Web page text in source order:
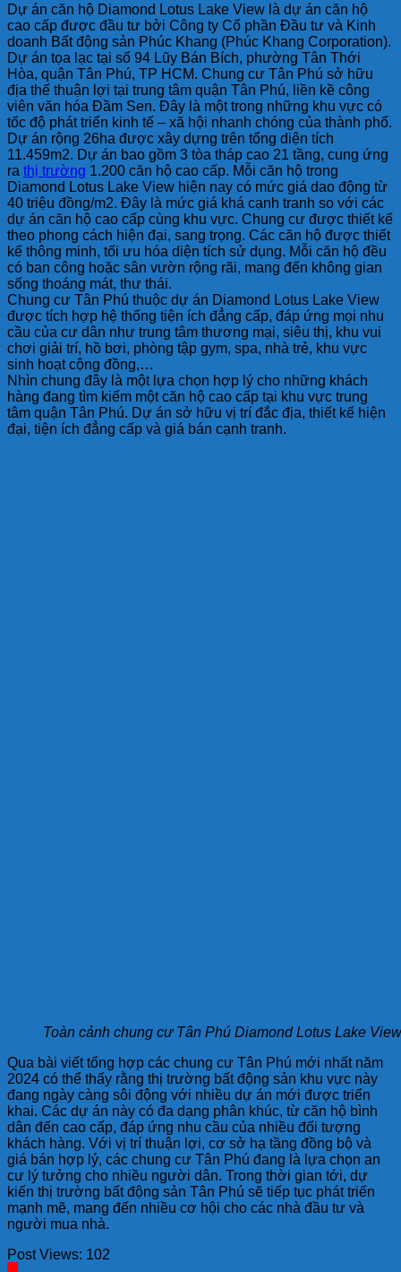
Dự án căn hộ Diamond Lotus Lake View là dự án căn hộ
cao cấp được đầu tư bởi Công ty Cổ phần Đầu tư và Kinh
doanh Bất động sản Phúc Khang (Phúc Khang Corporation).
Dự án tọa lạc tại số 94 Lũy Bán Bích, phường Tân Thới
Hòa, quận Tân Phú, TP HCM. Chung cư Tân Phú sở hữu
địa thế thuận lợi tại trung tâm quận Tân Phú, liền kề công
viên văn hóa Đầm Sen. Đây là một trong những khu vực có
tốc độ phát triển kinh tế – xã hội nhanh chóng của thành phố.
Dự án rộng 26ha được xây dựng trên tổng diện tích
11.459m2. Dự án bao gồm 3 tòa tháp cao 21 tầng, cung ứng
ra thị trường 1.200 căn hộ cao cấp. Mỗi căn hộ trong
Diamond Lotus Lake View hiện nay có mức giá dao động từ
40 triệu đồng/m2. Đây là mức giá khá cạnh tranh so với các
dự án căn hộ cao cấp cùng khu vực. Chung cư được thiết kế
theo phong cách hiện đại, sang trọng. Các căn hộ được thiết
kế thông minh, tối ưu hóa diện tích sử dụng. Mỗi căn hộ đều
có ban công hoặc sân vườn rộng rãi, mang đến không gian
sống thoáng mát, thư thái.
Chung cư Tân Phú thuộc dự án Diamond Lotus Lake View
được tích hợp hệ thống tiện ích đẳng cấp, đáp ứng mọi nhu
cầu của cư dân như trung tâm thương mại, siêu thị, khu vui
chơi giải trí, hồ bơi, phòng tập gym, spa, nhà trẻ, khu vực
sinh hoạt cộng đồng,…
Nhìn chung đây là một lựa chọn hợp lý cho những khách
hàng đang tìm kiếm một căn hộ cao cấp tại khu vực trung
tâm quận Tân Phú. Dự án sở hữu vị trí đắc địa, thiết kế hiện
đại, tiện ích đẳng cấp và giá bán cạnh tranh.
Toàn cảnh chung cư Tân Phú Diamond Lotus Lake View
Qua bài viết tổng hợp các chung cư Tân Phú mới nhất năm
2024 có thể thấy rằng thị trường bất động sản khu vực này
đang ngày càng sôi động với nhiều dự án mới được triển
khai. Các dự án này có đa dạng phân khúc, từ căn hộ bình
dân đến cao cấp, đáp ứng nhu cầu của nhiều đối tượng
khách hàng. Với vị trí thuận lợi, cơ sở hạ tầng đồng bộ và
giá bán hợp lý, các chung cư Tân Phú đang là lựa chọn an
cư lý tưởng cho nhiều người dân. Trong thời gian tới, dự
kiến thị trường bất động sản Tân Phú sẽ tiếp tục phát triển
mạnh mẽ, mang đến nhiều cơ hội cho các nhà đầu tư và
người mua nhà.
Post Views: 102